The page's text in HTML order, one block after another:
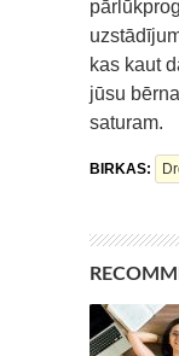
kas kaut
jūsu
saturam.
BIRKAS: